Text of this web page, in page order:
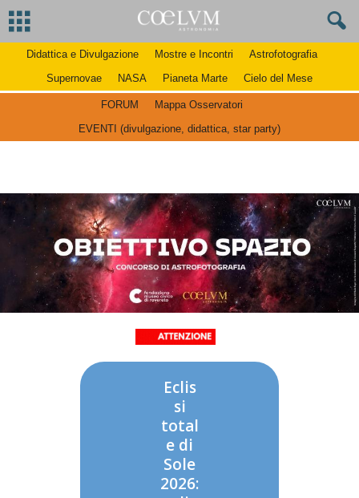
Didattica e Divulgazione Mostre e Incontri
Astrofotografia
Supernovae
NASA Pianeta Marte Cielo del Mese
FORUM
Mappa Osservatori
EVENTI (divulgazione, didattica, star party)
Eclis
si
total
e di
Sole
2026: